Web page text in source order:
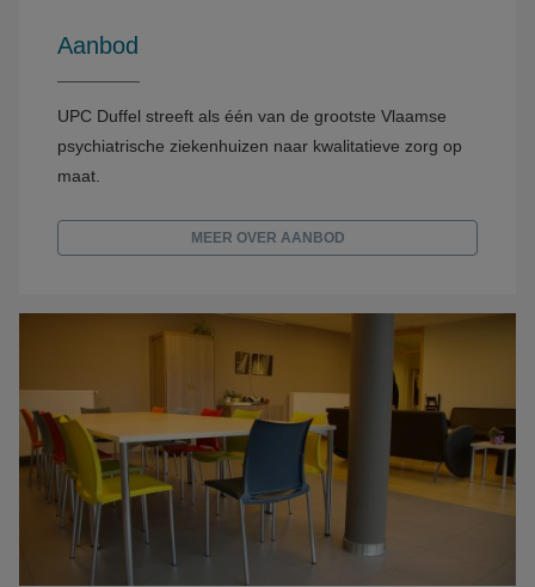
Aanbod
UPC Duffel streeft als één van de grootste Vlaamse
psychiatrische ziekenhuizen naar kwalitatieve zorg op
maat.
MEER OVER AANBOD